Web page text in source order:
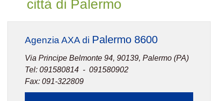
città di Palermo
Agenzia AXA di Palermo 8600
Via Principe Belmonte 94, 90139, Palermo (PA)
Tel: 091580814 - 091580902
Fax: 091-322809